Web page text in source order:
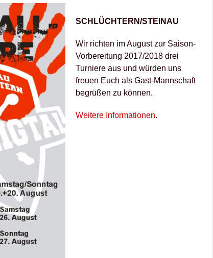
SCHLÜCHTERN/STEINAU
Wir richten im August zur Saison-
Vorbereitung 2017/2018 drei
Turniere aus und würden uns
freuen Euch als Gast-Mannschaft
begrüßen zu können.
Weitere Informationen.